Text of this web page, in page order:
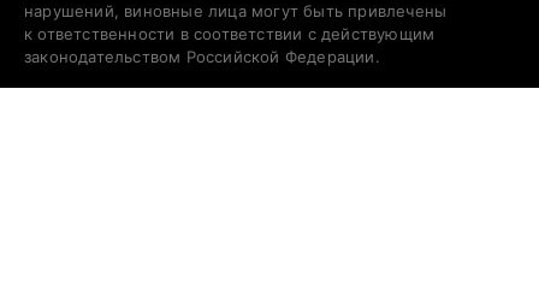
нарушений, виновные лица могут быть привлечены
к ответственности в соответствии с действующим
законодательством Российской Федерации.